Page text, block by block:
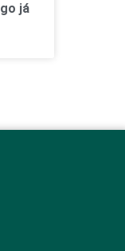
já